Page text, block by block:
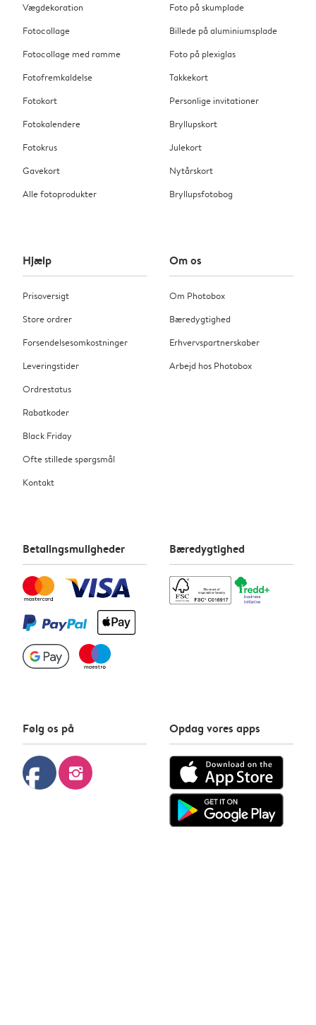
Vægdekoration
Fotocollage
Fotocollage med ramme
Fotofremkaldelse
Fotokort
Fotokalendere
Fotokrus
Gavekort
Alle fotoprodukter
Foto på skumplade
Billede på aluminiumsplade
Foto på plexiglas
Takkekort
Personlige invitationer
Bryllupskort
Julekort
Nytårskort
Bryllupsfotobog
Hjælp
Prisoversigt
Store ordrer
Forsendelsesomkostninger
Leveringstider
Ordrestatus
Rabatkoder
Black Friday
Ofte stillede spørgsmål
Kontakt
Om os
Om Photobox
Bæredygtighed
Erhvervspartnerskaber
Arbejd hos Photobox
Betalingsmuligheder Bæredygtighed
Følg os på
facebook instagram
Opdag vores apps